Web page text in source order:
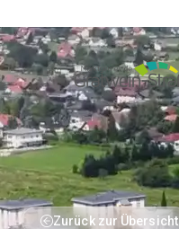
Zurück zur Übersicht